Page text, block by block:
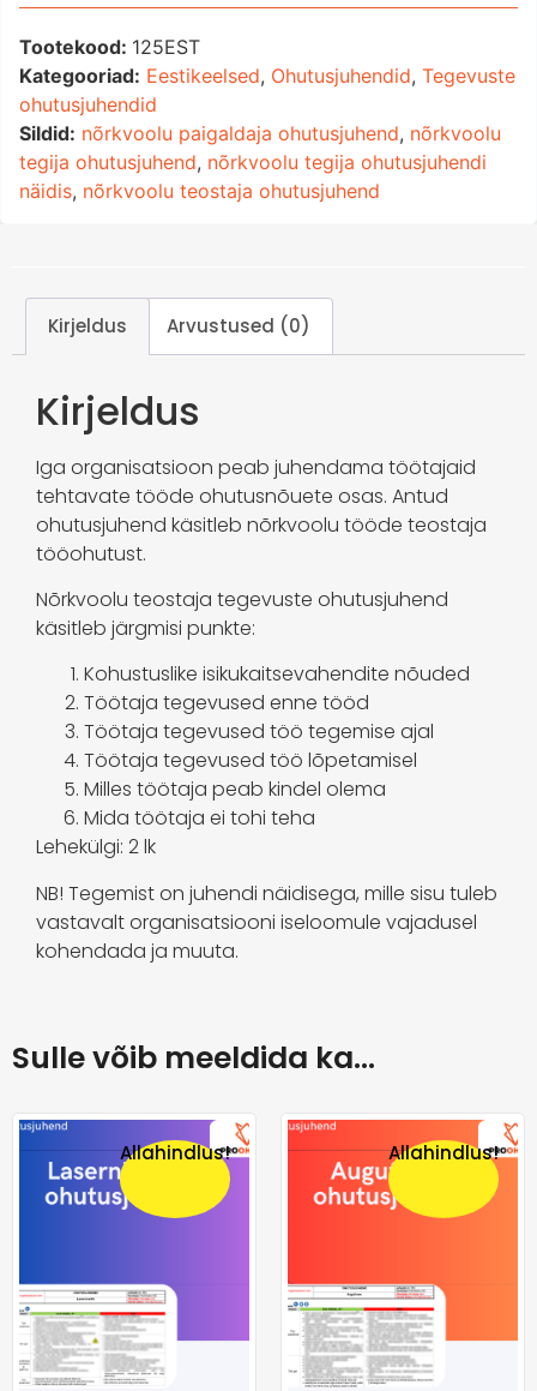
Tootekood: 125EST
Kategooriad: Eestikeelsed, Ohutusjuhendid, Tegevuste
ohutusjuhendid
Sildid: nõrkvoolu paigaldaja ohutusjuhend, nõrkvoolu
tegija ohutusjuhend, nõrkvoolu tegija ohutusjuhendi
näidis, nõrkvoolu teostaja ohutusjuhend
Kirjeldus Arvustused (0)
Kirjeldus
Iga organisatsioon peab juhendama töötajaid
tehtavate tööde ohutusnõuete osas. Antud
ohutusjuhend käsitleb nõrkvoolu tööde teostaja
tööohutust.
Nõrkvoolu teostaja tegevuste ohutusjuhend
käsitleb järgmisi punkte:
Kohustuslike isikukaitsevahendite nõuded
Töötaja tegevused enne tööd
Töötaja tegevused töö tegemise ajal
Töötaja tegevused töö lõpetamisel
Milles töötaja peab kindel olema
Mida töötaja ei tohi teha
Lehekülgi: 2 lk
NB! Tegemist on juhendi näidisega, mille sisu tuleb
vastavalt organisatsiooni iseloomule vajadusel
kohendada ja muuta.
Sulle võib meeldida ka…
Allahindlus! Allahindlus!